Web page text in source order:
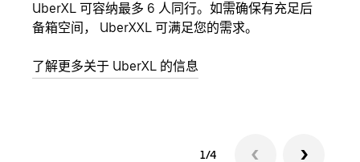
UberXL 可容纳最多 6 人同行。如需确保有充足后
备箱空间， UberXXL 可满足您的需求。
了解更多关于 UberXL 的信息
1/4